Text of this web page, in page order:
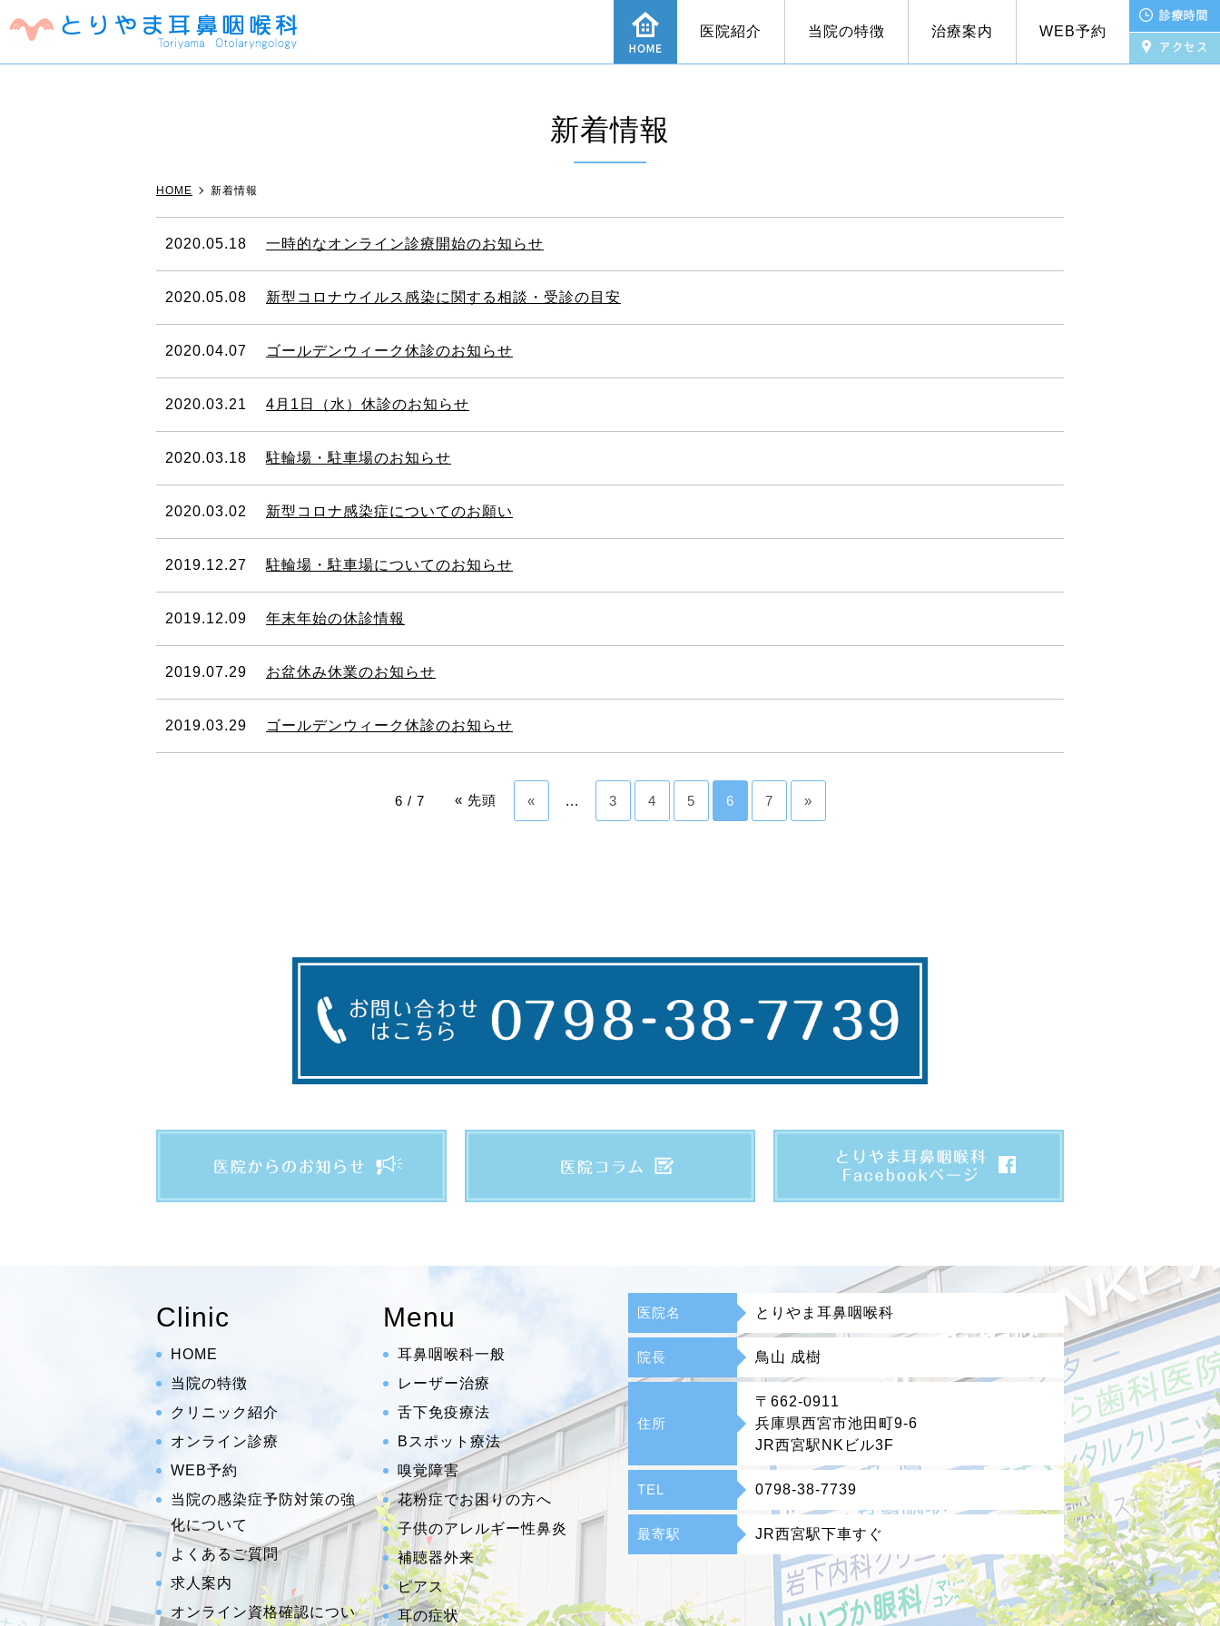
医院紹介
当院の感染症予防対策の強化について
当院の特徴 治療案内 WEB予約
新着情報
HOME 新着情報
2020.05.18 一時的なオンライン診療開始のお知らせ
2020.05.08 新型コロナウイルス感染に関する相談・受診の目安
2020.04.07 ゴールデンウィーク休診のお知らせ
2020.03.21 4月1日（水）休診のお知らせ
2020.03.18 駐輪場・駐車場のお知らせ
2020.03.02 新型コロナ感染症についてのお願い
2019.12.27 駐輪場・駐車場についてのお知らせ
2019.12.09 年末年始の休診情報
2019.07.29 お盆休み休業のお知らせ
2019.03.29 ゴールデンウィーク休診のお知らせ
6 / 7 « 先頭 « ... 3 4 5 6 7 »
Clinic
HOME
当院の特徴
クリニック紹介
オンライン診療
WEB予約
当院の感染症予防対策の強
化について
よくあるご質問
求人案内
オンライン資格確認につい
Menu
耳鼻咽喉科一般
レーザー治療
舌下免疫療法
Bスポット療法
嗅覚障害
花粉症でお困りの方へ
子供のアレルギー性鼻炎
補聴器外来
ピアス
耳の症状
医院名 とりやま耳鼻咽喉科
院長 鳥山 成樹
住所
〒662-0911
兵庫県西宮市池田町9-6
JR西宮駅NKビル3F
TEL 0798-38-7739
最寄駅 JR西宮駅下車すぐ